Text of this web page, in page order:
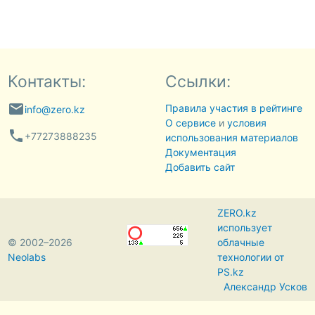
Контакты:
emailinfo@zero.kz
phone +77273888235
Ссылки:
Правила участия в рейтинге
О сервисеи условия
использования материалов
Документация
Добавить сайт
© 2002–2026
Neolabs
ZERO.kz
использует
облачные
технологии от
PS.kz
Александр Усков